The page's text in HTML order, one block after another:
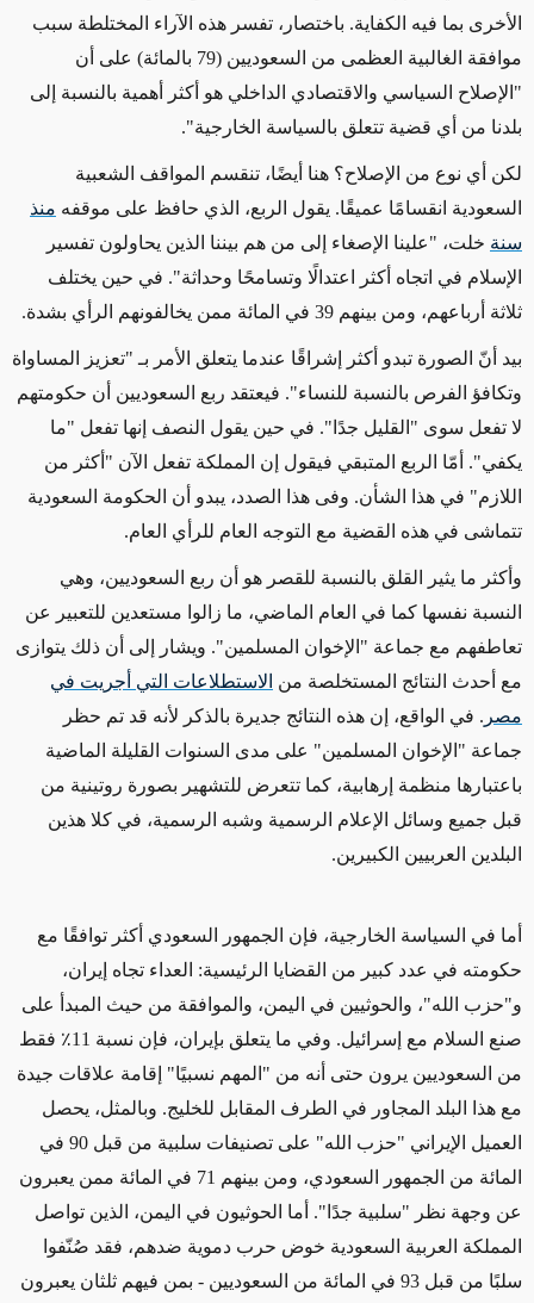
الأخرى بما فيه الكفاية. باختصار، تفسر هذه الآراء المختلطة سبب
موافقة الغالبية العظمى من السعوديين (79 بالمائة) على أن
"الإصلاح السياسي والاقتصادي الداخلي هو أكثر أهمية بالنسبة إلى
بلدنا من أي قضية تتعلق بالسياسة الخارجية".
لكن أي نوع من الإصلاح؟ هنا أيضًا، تنقسم المواقف الشعبية
السعودية انقسامًا عميقًا. يقول الربع، الذي حافظ على موقفه منذ
سنة خلت، "علينا الإصغاء إلى من هم بيننا الذين يحاولون تفسير
الإسلام في اتجاه أكثر اعتدالًا وتسامحًا وحداثة". في حين يختلف
ثلاثة أرباعهم، ومن بينهم 39 في المائة ممن يخالفونهم الرأي بشدة.
بيد أنّ الصورة تبدو أكثر إشراقًا عندما يتعلق الأمر بـ "تعزيز المساواة
وتكافؤ الفرص بالنسبة للنساء". فيعتقد ربع السعوديين أن حكومتهم
لا تفعل سوى "القليل جدًا". في حين يقول النصف إنها تفعل "ما
يكفي". أمّا الربع المتبقي فيقول إن المملكة تفعل الآن "أكثر من
اللازم" في هذا الشأن. وفى هذا الصدد، يبدو أن الحكومة السعودية
تتماشى في هذه القضية مع التوجه العام للرأي العام.
وأكثر ما يثير القلق بالنسبة للقصر هو أن ربع السعوديين، وهي
النسبة نفسها كما في العام الماضي، ما زالوا مستعدين للتعبير عن
تعاطفهم مع جماعة "الإخوان المسلمين". ويشار إلى أن ذلك يتوازى
مع أحدث النتائج المستخلصة من الاستطلاعات التي أجريت في
مصر . في الواقع، إن هذه النتائج جديرة بالذكر لأنه قد تم حظر
جماعة "الإخوان المسلمين" على مدى السنوات القليلة الماضية
باعتبارها منظمة إرهابية، كما تتعرض للتشهير بصورة روتينية من
قبل جميع وسائل الإعلام الرسمية وشبه الرسمية، في كلا هذين
البلدين العربيين الكبيرين.
أما في السياسة الخارجية، فإن الجمهور السعودي أكثر توافقًا مع
حكومته في عدد كبير من القضايا الرئيسية: العداء تجاه إيران،
و"حزب الله"، والحوثيين في اليمن، والموافقة من حيث المبدأ على
صنع السلام مع إسرائيل. وفي ما يتعلق بإيران، فإن نسبة 11٪ فقط
من السعوديين يرون حتى أنه من "المهم نسبيًا" إقامة علاقات جيدة
مع هذا البلد المجاور في الطرف المقابل للخليج. وبالمثل، يحصل
العميل الإيراني "حزب الله" على تصنيفات سلبية من قبل 90 في
المائة من الجمهور السعودي، ومن بينهم 71 في المائة ممن يعبرون
عن وجهة نظر "سلبية جدًا". أما الحوثيون في اليمن، الذين تواصل
المملكة العربية السعودية خوض حرب دموية ضدهم، فقد صُنّفوا
سلبًا من قبل 93 في المائة من السعوديين - بمن فيهم ثلثان يعبرون